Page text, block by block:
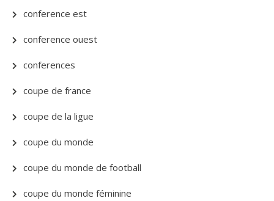
conference est
conference ouest
conferences
coupe de france
coupe de la ligue
coupe du monde
coupe du monde de football
coupe du monde féminine